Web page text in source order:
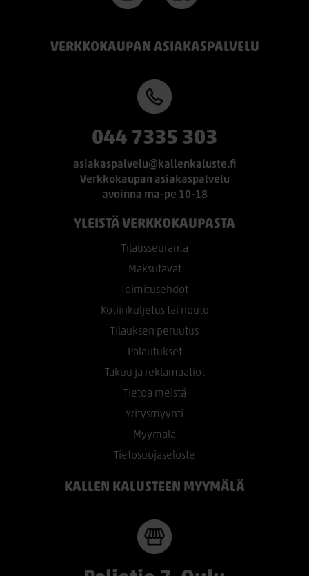
VERKKOKAUPAN ASIAKASPALVELU
044 7335 303
asiakaspalvelu@kallenkaluste.fi
Verkkokaupan asiakaspalvelu
avoinna ma-pe 10-18
YLEISTÄ VERKKOKAUPASTA
Tilausseuranta
Maksutavat
Toimitusehdot
Kotiinkuljetus tai nouto
Tilauksen peruutus
Palautukset
Takuu ja reklamaatiot
Tietoa meistä
Yritysmyynti
Myymälä
Tietosuojaseloste
KALLEN KALUSTEEN MYYMÄLÄ